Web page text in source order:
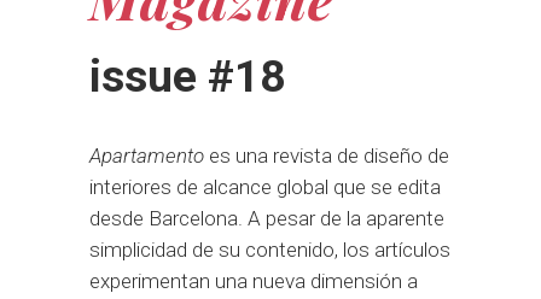
issue #18
Apartamento es una revista de diseño de
interiores de alcance global que se edita
desde Barcelona. A pesar de la aparente
simplicidad de su contenido, los artículos
experimentan una nueva dimensión a